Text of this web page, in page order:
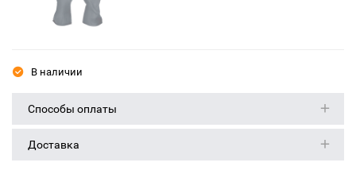
В наличии
Способы оплаты
Доставка